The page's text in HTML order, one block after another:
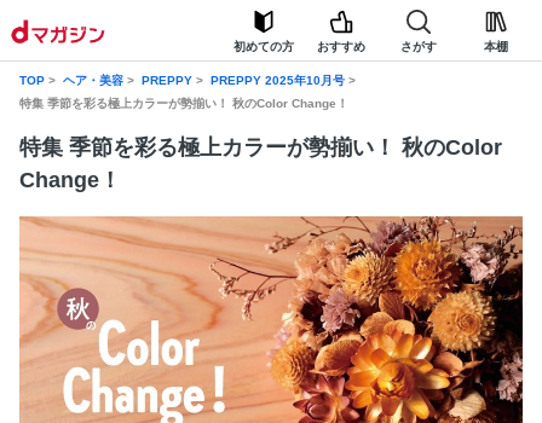
初めての方 おすすめ さがす 本棚
TOP ヘア・美容 PREPPY
PREPPY 2025年10月号
特集 季節を彩る極上カラーが勢揃い！ 秋のColor Change！
特集 季節を彩る極上カラーが勢揃い！ 秋のColor
Change！